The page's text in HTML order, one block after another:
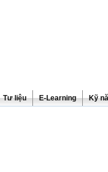
Tư liệu E-Learning Kỹ